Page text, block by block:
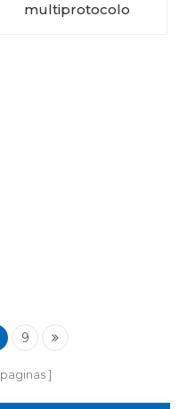
multiprotocolo
9
paginas